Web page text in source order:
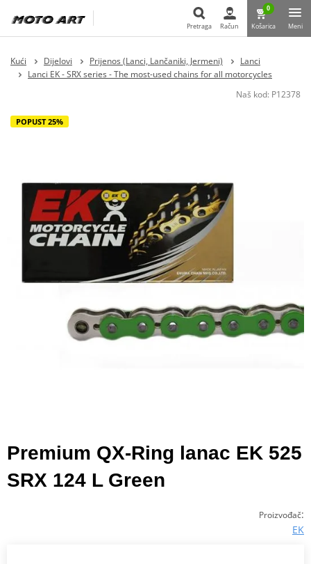
Pretraga
Pretraga Račun
0
Košarica Meni
Kući Dijelovi Prijenos (Lanci, Lančaniki, Jermeni)
Lanci
Lanci EK - SRX series - The most-used chains for all motorcycles
Naš kod: P12378
POPUST 25%
Premium QX-Ring lanac EK 525
SRX 124 L Green
Proizvođač:
EK